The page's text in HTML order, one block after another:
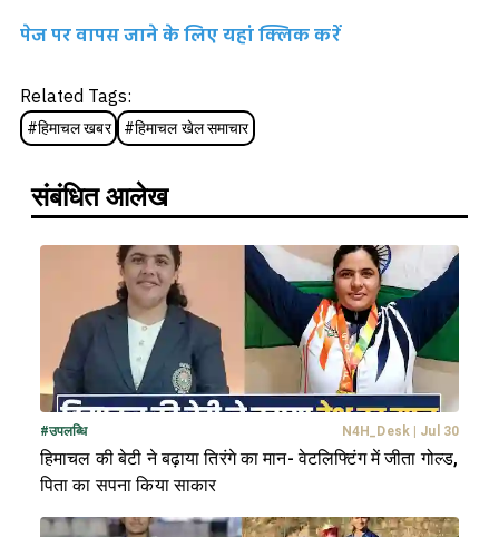
पेज पर वापस जाने के लिए यहां क्लिक करें
Related Tags:
#हिमाचल खबर #हिमाचल खेल समाचार
संबंधित आलेख
#उपलब्धि N4H_Desk| Jul 30
हिमाचल की बेटी ने बढ़ाया तिरंगे का मान- वेटलिफ्टिंग में जीता गोल्ड,
पिता का सपना किया साकार